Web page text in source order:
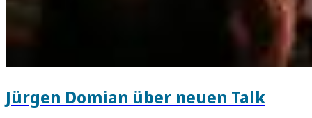
Jürgen Domian über neuen Talk